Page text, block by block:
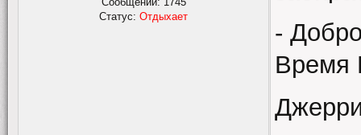
Статус: Отдыхает
-
Время